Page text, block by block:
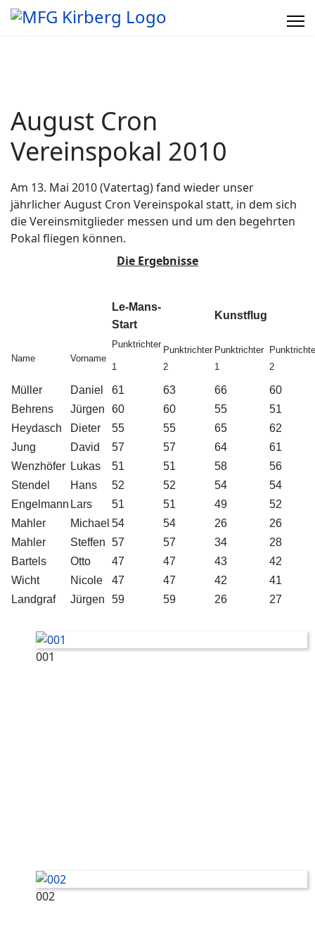
August Cron
Vereinspokal 2010
Am 13. Mai 2010 (Vatertag) fand wieder unser
jährlicher August Cron Vereinspokal statt, in dem sich
die Vereinsmitglieder messen und um den begehrten
Pokal fliegen können.
Die Ergebnisse
Le-Mans-
Start
Kunstflug
Name Vorname
Punktrichter
1
Punktrichter
2
Punktrichter
1
2
Müller Daniel 61 63 66
60
Behrens
Jürgen 60 60 55
51
Heydasch
Dieter 55 55 65
62
Jung
David 57 57 64
61
Wenzhöfer Lukas 51 51 58
56
Stendel
Hans 52 52 54
54
Engelmann Lars 51 51 49
52
Mahler
Michael 54 54 26
26
Mahler
Steffen 57 57 34
28
Bartels
Otto 47 47 43
42
Wicht
Nicole 47 47 42
41
Landgraf
Jürgen 59 59 26 27
001
002